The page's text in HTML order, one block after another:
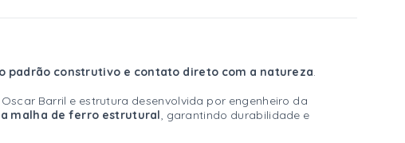
padrão construtivo e contato direto com a natureza.
Barril e estrutura desenvolvida por engenheiro da
malha de ferro estrutural, garantindo durabilidade e